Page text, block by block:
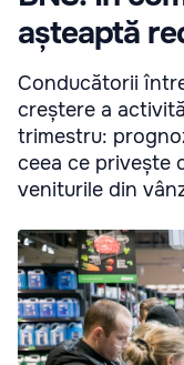
așteaptă
Conducătorii
creștere a
trimestru:
ceea ce privește
veniturile din